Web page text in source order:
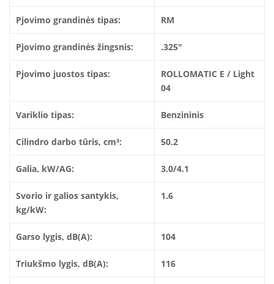
Pjovimo grandinės tipas: RM
Pjovimo grandinės žingsnis: .325″
Pjovimo juostos tipas:
ROLLOMATIC E / Light
04
Variklio tipas: Benzininis
Cilindro darbo tūris, cm³: 50.2
Galia, kW/AG: 3.0/4.1
Svorio ir galios santykis,
kg/kW:
1.6
Garso lygis, dB(A): 104
Triukšmo lygis, dB(A): 116